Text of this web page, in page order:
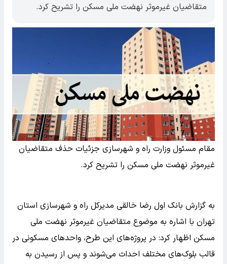
متقاضیان غیرموثر نهضت ملی مسکن را تشریح کرد.
مقام مسئول وزارت راه و شهرسازی جزئیات حذف متقاضیان
غیرموثر نهضت ملی مسکن را تشریح کرد.
به گزارش بانک اول رضا خالقی مدیرکل راه و شهرسازی استان
تهران با اشاره به موضوع متقاضیان غیرموثر نهضت ملی
مسکن اظهار کرد: در پروژه‌های این طرح، واحدهای مسکونی در
قالب بلوک‌های مختلف احداث می‌شوند و پس از رسیدن به